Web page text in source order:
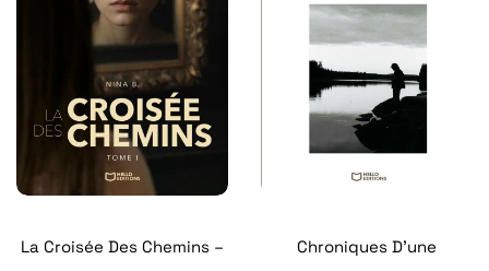
La Croisée Des Chemins –
Chroniques D’une